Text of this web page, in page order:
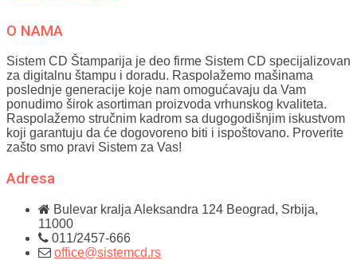
O NAMA
Sistem CD Štamparija je deo firme Sistem CD specijalizovan
za digitalnu štampu i doradu. Raspolažemo mašinama
poslednje generacije koje nam omogućavaju da Vam
ponudimo širok asortiman proizvoda vrhunskog kvaliteta.
Raspolažemo stručnim kadrom sa dugogodišnjim iskustvom
koji garantuju da će dogovoreno biti i ispoštovano. Proverite
zašto smo pravi Sistem za Vas!
Adresa
Bulevar kralja Aleksandra 124 Beograd, Srbija,
11000
011/2457-666
office@sistemcd.rs